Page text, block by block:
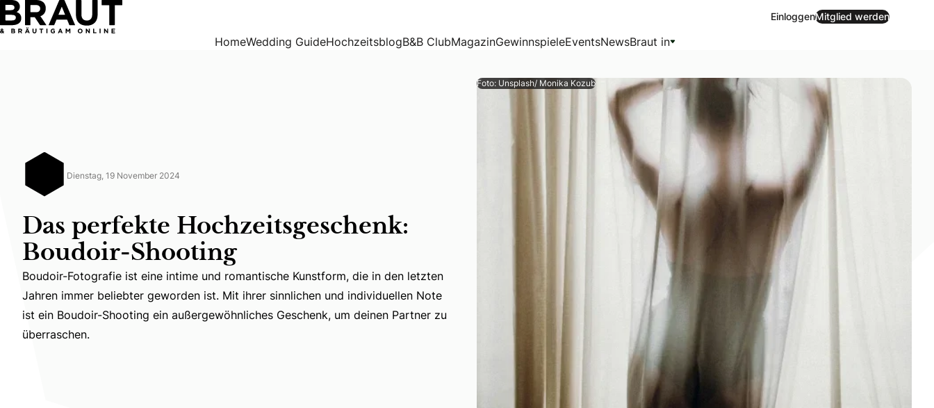
Das perfekte Hochzeitsgeschenk: Boudoir-Shooting
EinloggenMitglied werden
HomeWedding GuideHochzeitsblogB&B ClubMagazinGewinnspieleEventsNewsBraut in
Dienstag, 19 November 2024
Das perfekte Hochzeitsgeschenk:
Boudoir-Shooting
Boudoir-Fotografie ist eine intime und romantische Kunstform, die in den letzten Jahren immer beliebter geworden ist. Mit ihrer sinnlichen und individuellen Note ist ein
Boudoir-Fotografie ist eine intime und romantische Kunstform, die in den letzten
Jahren immer beliebter geworden ist. Mit ihrer sinnlichen und individuellen Note
ist ein Boudoir-Shooting ein außergewöhnliches Geschenk, um deinen Partner zu
überraschen.
Foto: Unsplash/ Monika Kozub